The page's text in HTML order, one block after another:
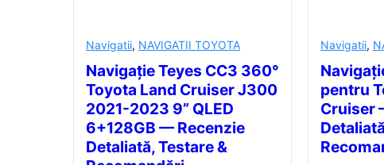
Navigatii, NAVIGATII TOYOTA
Navigație Teyes CC3 360°
Toyota Land Cruiser J300
2021-2023 9” QLED
6+128GB — Recenzie
Detaliată, Testare &
Navigatii,
pentru
Cruiser